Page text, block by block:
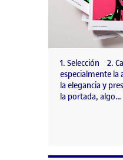
1. Selección 2.
especialmente la
la elegancia y
la portada, algo…